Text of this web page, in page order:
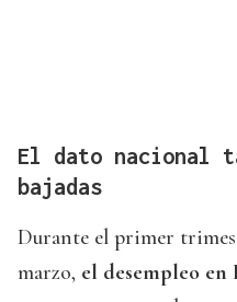
El dato nacional
bajadas
Durante el primer
marzo, el desempleo en